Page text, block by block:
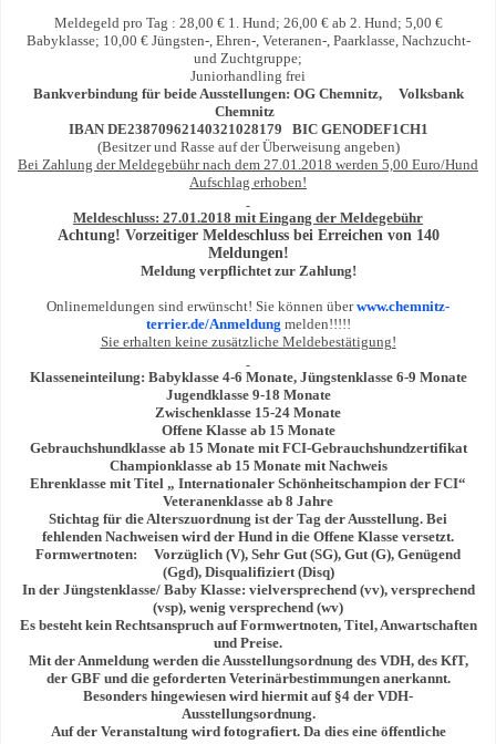
Meldegeld pro Tag : 28,00 € 1. Hund; 26,00 € ab 2. Hund; 5,00 €
Babyklasse; 10,00 € Jüngsten-, Ehren-, Veteranen-, Paarklasse, Nachzucht-
und Zuchtgruppe;
Juniorhandling frei
Bankverbindung für beide Ausstellungen: OG Chemnitz, Volksbank
Chemnitz
IBAN DE23870962140321028179 BIC GENODEF1CH1
(Besitzer und Rasse auf der Überweisung angeben)
Bei Zahlung der Meldegebühr nach dem 27.01.2018 werden 5,00 Euro/Hund
Aufschlag erhoben!
Meldeschluss: 27.01.2018 mit Eingang der Meldegebühr
Achtung! Vorzeitiger Meldeschluss bei Erreichen von 140
Meldungen!
Meldung verpflichtet zur Zahlung!
Onlinemeldungen sind erwünscht! Sie können überwww.chemnitz-
terrier.de/Anmeldung melden!!!!!
Sie erhalten keine zusätzliche Meldebestätigung!
Klasseneinteilung: Babyklasse 4-6 Monate, Jüngstenklasse 6-9 Monate
Jugendklasse 9-18 Monate
Zwischenklasse 15-24 Monate
Offene Klasse ab 15 Monate
Gebrauchshundklasse ab 15 Monate mit FCI-Gebrauchshundzertifikat
Championklasse ab 15 Monate mit Nachweis
Ehrenklasse mit Titel „ Internationaler Schönheitschampion der FCI“
Veteranenklasse ab 8 Jahre
Stichtag für die Alterszuordnung ist der Tag der Ausstellung. Bei
fehlenden Nachweisen wird der Hund in die Offene Klasse versetzt.
Formwertnoten: Vorzüglich (V), Sehr Gut (SG), Gut (G), Genügend
(Ggd), Disqualifiziert (Disq)
In der Jüngstenklasse/ Baby Klasse: vielversprechend (vv), versprechend
(vsp), wenig versprechend (wv)
Es besteht kein Rechtsanspruch auf Formwertnoten, Titel, Anwartschaften
und Preise.
Mit der Anmeldung werden die Ausstellungsordnung des VDH, des KfT,
der GBF und die geforderten Veterinärbestimmungen anerkannt.
Besonders hingewiesen wird hiermit auf §4 der VDH-
Ausstellungsordnung.
Auf der Veranstaltung wird fotografiert. Da dies eine öffentliche